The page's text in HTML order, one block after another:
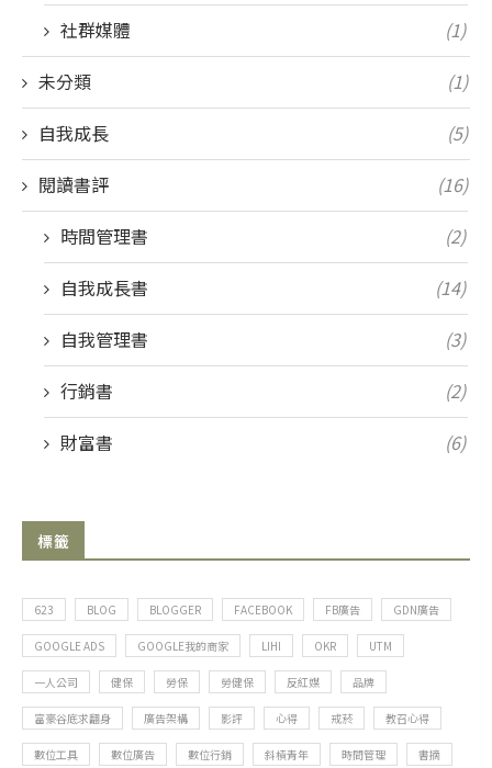
社群媒體
(1)
未分類
(1)
自我成長
(5)
閱讀書評
(16)
時間管理書
(2)
自我成長書
(14)
自我管理書
(3)
行銷書
(2)
財富書
(6)
標籤
623 BLOG BLOGGER FACEBOOK FB廣告 GDN廣告
GOOGLE ADS GOOGLE我的商家 LIHI OKR UTM
一人公司 健保 勞保 勞健保 反紅媒 品牌
富豪谷底求翻身 廣告架構 影評 心得 戒菸 教召心得
數位工具 數位廣告 數位行銷 斜槓青年 時間管理 書摘